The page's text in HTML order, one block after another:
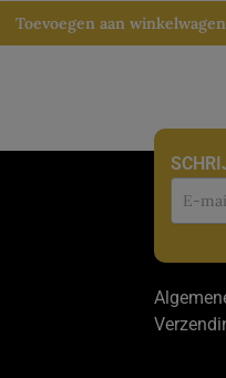
Toevoegen aan winkelwagen